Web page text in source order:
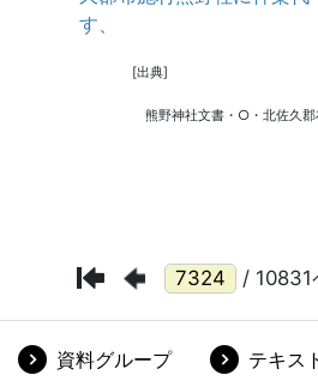
/ 10831
資料グループ テキス